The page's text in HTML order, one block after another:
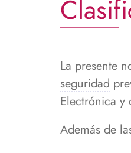
ayuda
a
navegación
La presente
seguridad
Electrónica y
Además de